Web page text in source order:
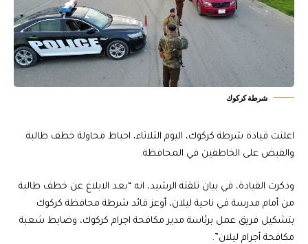
شرطة كركوك
اعلنت قيادة شرطة كركوك، اليوم الثلاثاء، احباط محاولة خطف طالبة
والقبض على الخاطفين في المحافظة.
وذكرت القيادة، في بيان تلقته الرشيد، انه “بعد الابلاغ عن خطف طالبة
من أمام مدرسة في ناحية ليلان، أوعز قائد شرطة محافظة كركوك
بتشكيل فريق عمل برئاسة مدير مكافحة اجرام كركوك، وضابط شعبة
مكافحة أجرام ليلان”.